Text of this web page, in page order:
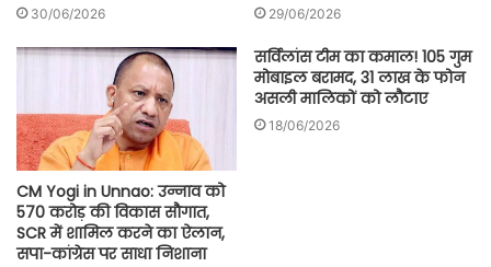
30/06/2026 29/06/2026
CM Yogi in Unnao: उन्नाव को
570 करोड़ की विकास सौगात,
SCR में शामिल करने का ऐलान,
सपा-कांग्रेस पर साधा निशाना
सर्विलांस टीम का कमाल! 105 गुम
मोबाइल बरामद, 31 लाख के फोन
असली मालिकों को लौटाए
18/06/2026